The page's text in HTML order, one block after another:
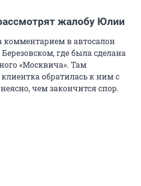
жалобу Юлии
комментарием в автосалон
где была сделана
«Москвича». Там
обратилась к ним с
чем закончится спор.